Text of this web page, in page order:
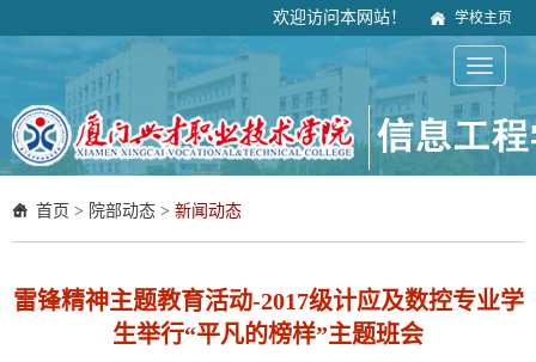
欢迎访问本网站！ 学校主页
首页 > 院部动态 > 新闻动态
雷锋精神主题教育活动-2017级计应及数控专业学
生举行“平凡的榜样”主题班会